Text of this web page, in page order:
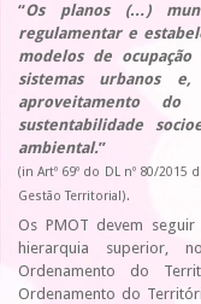
“Os planos (…)
regulamentar e
modelos de
sistemas urbanos
aproveitamento
sustentabilidade
ambiental.”
(in Artº 69º do DL nº 80/
Gestão Territorial).
Os PMOT devem
hierarquia superior,
Ordenamento do
Ordenamento do